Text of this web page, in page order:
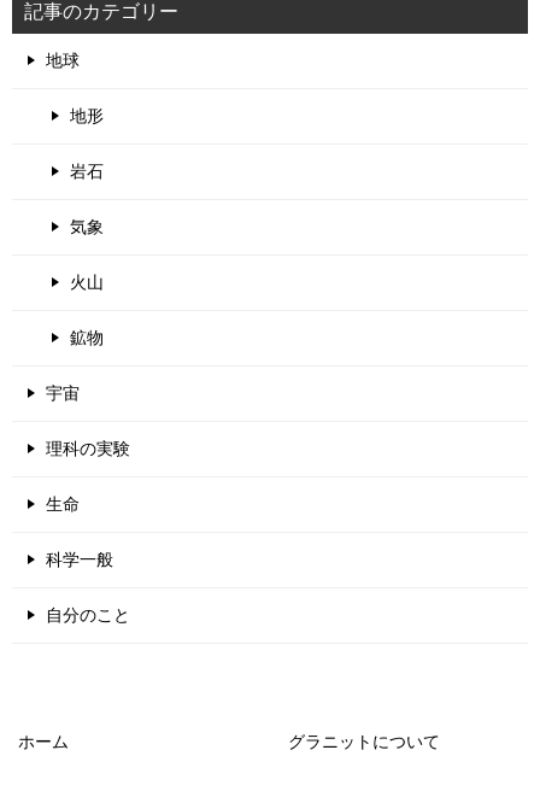
記事のカテゴリー
地球
地形
岩石
気象
火山
鉱物
宇宙
理科の実験
生命
科学一般
自分のこと
ホーム グラニットについて